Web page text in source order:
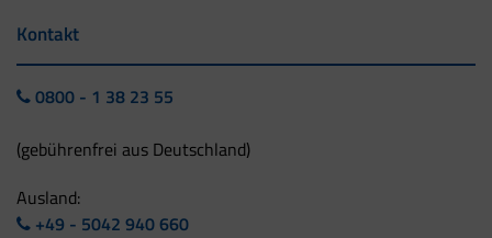
Kontakt
0800 - 1 38 23 55
(gebührenfrei aus Deutschland)
Ausland:
+49 - 5042 940 660